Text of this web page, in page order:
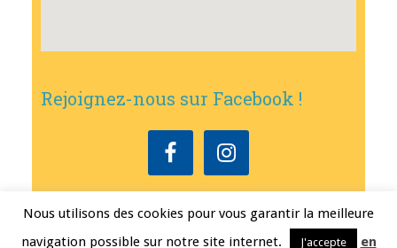
Rejoignez-nous sur Facebook !
Mairie de Bouxwiller • Conception
Mentions légales
Nous utilisons des cookies pour vous garantir la meilleure
navigation possible sur notre site internet.
J'accepte en